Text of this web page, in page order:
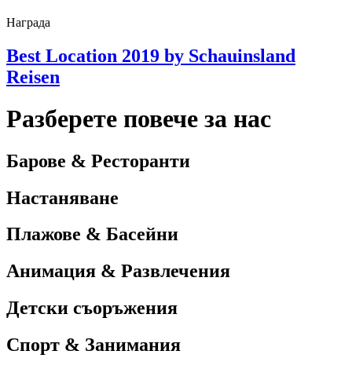
Награда
Best Location 2019 by Schauinsland
Reisen
Разберете повече за нас
Барове & Ресторанти
Настаняване
Плажове & Басейни
Анимация & Развлечения
Детски съоръжения
Спорт & Занимания